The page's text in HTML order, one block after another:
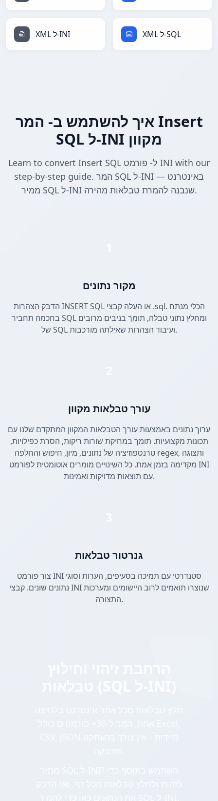
XML ל-INI XML ל-SQL
איך להשתמש ב- המר Insert
SQL ל-INI מקוון
Learn to convert Insert SQL ל- פורמט INI with our
step-by-step guide. המר SQL ל-INI באינטרנט —
ממיר SQL ל-INI שנבנה להמרת טבלאות מהירה.
מקור נתונים
הדבק הצהרות INSERT SQL או העלה קבצי .sql. הכלי מנתח
בחכמה תחביר SQL ומחלץ נתוני טבלה, תומך בניבים מרובים
של SQL ועיבוד הצהרות שאילתה מורכבות.
עורך טבלאות מקוון
ערוך נתונים באמצעות עורך הטבלאות המקוון המתקדם שלנו עם
תכונות מקצועיות. תומך במחיקת שורות ריקות, הסרת כפילויות,
טרנספוזיציה של נתונים, מיון, חיפוש והחלפה regex, ותצוגה
מקדימה בזמן אמת. כל השינויים מומרים אוטומטית לפורמט INI
עם תוצאות מדויקות ואמינות.
גנרטור טבלאות
צור פורמט INI סטנדרטי עם תמיכה בסעיפים, הערות וסוגי
נתונים שונים. קבצי INI שנוצרו תואמים לרוב היישומים ומערכות
התצורה.